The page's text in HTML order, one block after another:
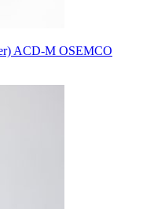
ACD-M OSEMCO